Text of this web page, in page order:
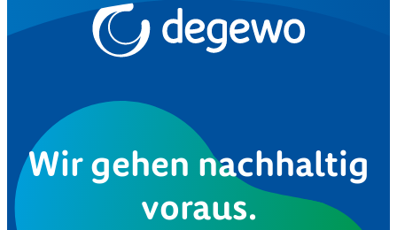
Wir gehen nachhaltig
voraus.